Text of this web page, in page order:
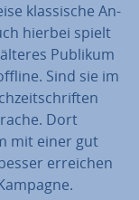
klas­si­sche An­
hierbei spielt
Publikum
Sind sie im
Dort
mit einer gut
erreichen